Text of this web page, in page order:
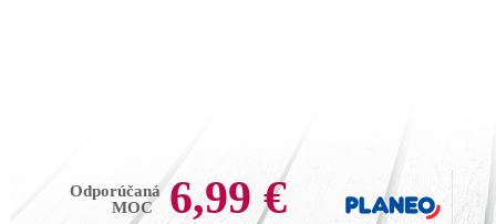
Odporúčaná
MOC
6,99 €